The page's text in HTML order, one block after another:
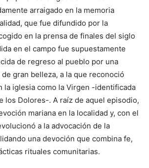
arraigado en la memoria
que fue difundido por la
en la prensa de finales del siglo
en el campo fue supuestamente
de regreso al pueblo por una
gran belleza, a la que reconoció
la iglesia como la Virgen -identificada
los Dolores-. A raíz de aquel episodio,
mariana en la localidad y, con el
a la advocación de la
una devoción que combina fe,
rituales comunitarias.